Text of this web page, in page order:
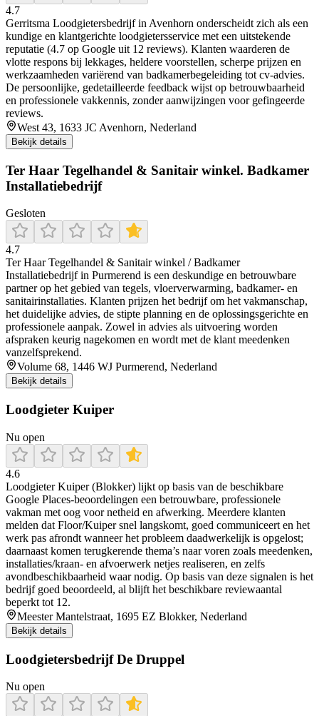
4.7
Gerritsma Loodgietersbedrijf in Avenhorn onderscheidt zich als een
kundige en klantgerichte loodgietersservice met een uitstekende
reputatie (4.7 op Google uit 12 reviews). Klanten waarderen de
vlotte respons bij lekkages, heldere voorstellen, scherpe prijzen en
werkzaamheden variërend van badkamerbegeleiding tot cv-advies.
De persoonlijke, gedetailleerde feedback wijst op betrouwbaarheid
en professionele vakkennis, zonder aanwijzingen voor gefingeerde
reviews.
West 43, 1633 JC Avenhorn, Nederland
Bekijk details
Ter Haar Tegelhandel & Sanitair winkel. Badkamer
Installatiebedrijf
Gesloten
4.7
Ter Haar Tegelhandel & Sanitair winkel / Badkamer
Installatiebedrijf in Purmerend is een deskundige en betrouwbare
partner op het gebied van tegels, vloerverwarming, badkamer- en
sanitairinstallaties. Klanten prijzen het bedrijf om het vakmanschap,
het duidelijke advies, de stipte planning en de oplossingsgerichte en
professionele aanpak. Zowel in advies als uitvoering worden
afspraken keurig nagekomen en wordt met de klant meedenken
vanzelfsprekend.
Volume 68, 1446 WJ Purmerend, Nederland
Bekijk details
Loodgieter Kuiper
Nu open
4.6
Loodgieter Kuiper (Blokker) lijkt op basis van de beschikbare
Google Places-beoordelingen een betrouwbare, professionele
vakman met oog voor netheid en afwerking. Meerdere klanten
melden dat Floor/Kuiper snel langskomt, goed communiceert en het
werk pas afrondt wanneer het probleem daadwerkelijk is opgelost;
daarnaast komen terugkerende thema’s naar voren zoals meedenken,
installaties/kraan- en afvoerwerk netjes realiseren, en zelfs
avondbeschikbaarheid waar nodig. Op basis van deze signalen is het
bedrijf goed beoordeeld, al blijft het beschikbare reviewaantal
beperkt tot 12.
Meester Mantelstraat, 1695 EZ Blokker, Nederland
Bekijk details
Loodgietersbedrijf De Druppel
Nu open